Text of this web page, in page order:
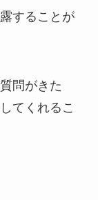
することが
問がきた
てくれるこ